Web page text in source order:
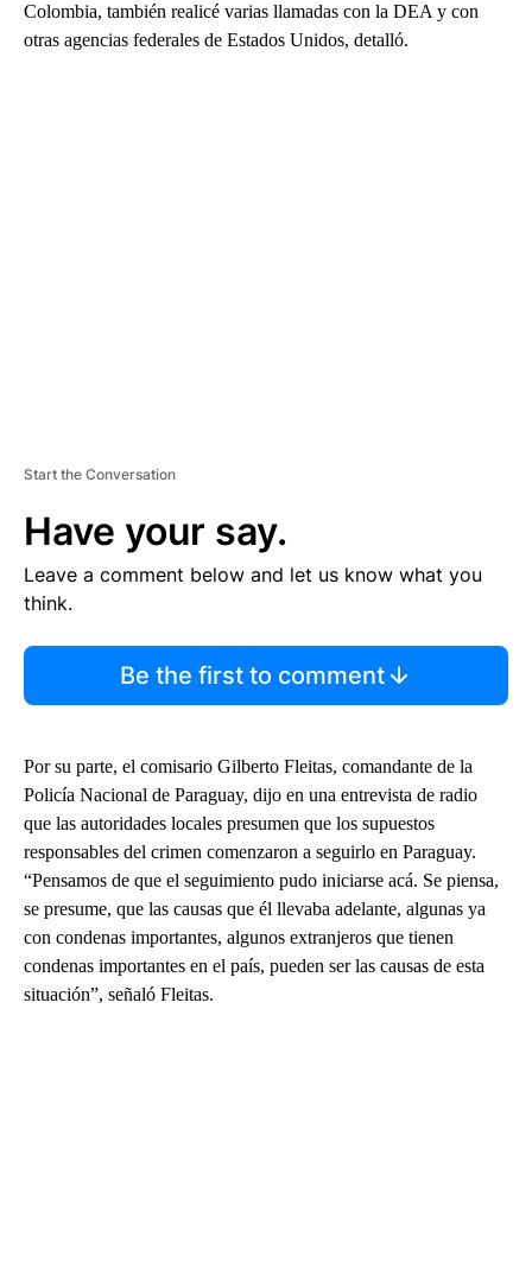
Colombia, también realicé varias llamadas con la DEA y con
otras agencias federales de Estados Unidos, detalló.
Start the Conversation
Have your say.
Leave a comment below and let us know what you
think.
Be the first to comment
Por su parte, el comisario Gilberto Fleitas, comandante de la
Policía Nacional de Paraguay, dijo en una entrevista de radio
que las autoridades locales presumen que los supuestos
responsables del crimen comenzaron a seguirlo en Paraguay.
“Pensamos de que el seguimiento pudo iniciarse acá. Se piensa,
se presume, que las causas que él llevaba adelante, algunas ya
con condenas importantes, algunos extranjeros que tienen
condenas importantes en el país, pueden ser las causas de esta
situación”, señaló Fleitas.